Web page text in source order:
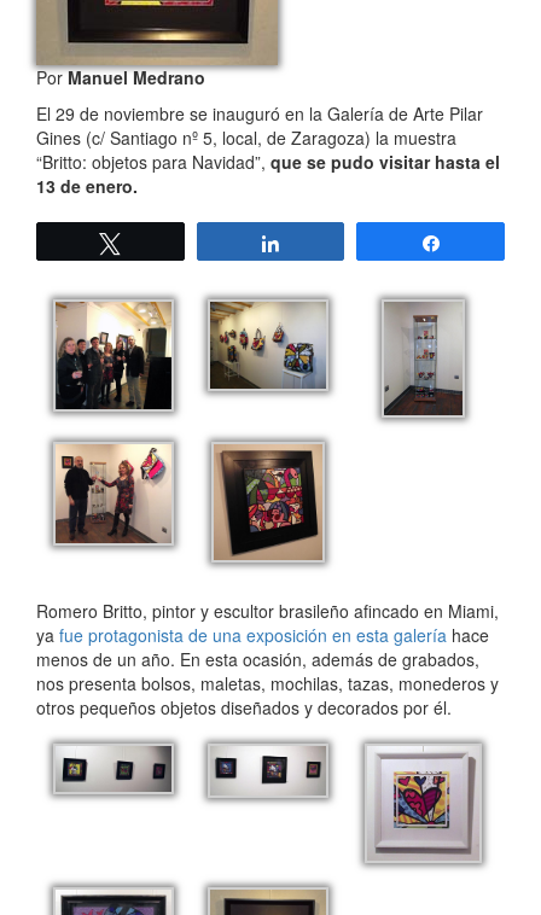
PorManuel Medrano
El 29 de noviembre se inauguró en la Galería de Arte Pilar
Gines (c/ Santiago nº 5, local, de Zaragoza) la muestra
“Britto: objetos para Navidad”, que se pudo visitar hasta el
13 de enero.
Romero Britto, pintor y escultor brasileño afincado en Miami,
ya fue protagonista de una exposición en esta galería hace
menos de un año. En esta ocasión, además de grabados,
nos presenta bolsos, maletas, mochilas, tazas, monederos y
otros pequeños objetos diseñados y decorados por él.